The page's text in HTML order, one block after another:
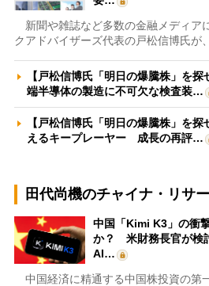
新聞や雑誌など多数の金融メディア
クアドバイザーズ代表の戸松信博氏が
【戸松信博氏「明日の爆騰株」を
端半導体の製造に不可欠な検査装…
【戸松信博氏「明日の爆騰株」を
えるキープレーヤー 成長の再評…
田代尚機のチャイナ・リサ
中国「Kimi K3」の衝
か？ 米財務長官が検
AI…
中国経済に精通する中国株投資の第